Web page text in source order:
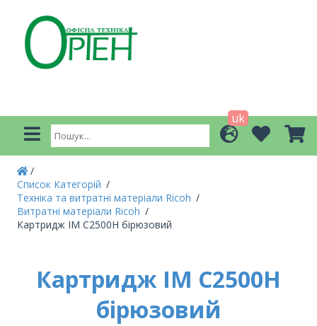
uk
Список Категорій
Техніка та витратні матеріали Ricoh
Витратні матеріали Ricoh
Картридж IM C2500H бірюзовий
Картридж IM C2500H
бірюзовий